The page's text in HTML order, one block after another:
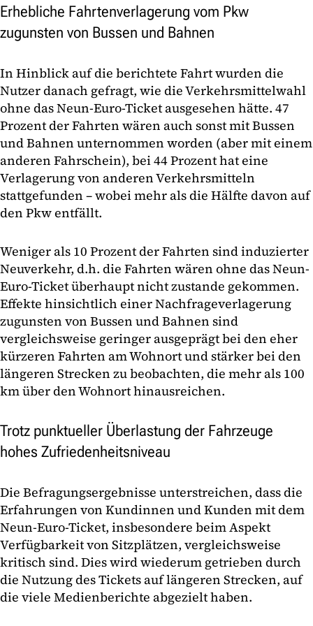
Erhebliche Fahrtenverlagerung vom Pkw
zugunsten von Bussen und Bahnen
In Hinblick auf die berichtete Fahrt wurden die
Nutzer danach gefragt, wie die Verkehrsmittelwahl
ohne das Neun-Euro-Ticket ausgesehen hätte. 47
Prozent der Fahrten wären auch sonst mit Bussen
und Bahnen unternommen worden (aber mit einem
anderen Fahrschein), bei 44 Prozent hat eine
Verlagerung von anderen Verkehrsmitteln
stattgefunden – wobei mehr als die Hälfte davon auf
den Pkw entfällt.
Weniger als 10 Prozent der Fahrten sind induzierter
Neuverkehr, d.h. die Fahrten wären ohne das Neun-
Euro-Ticket überhaupt nicht zustande gekommen.
Effekte hinsichtlich einer Nachfrageverlagerung
zugunsten von Bussen und Bahnen sind
vergleichsweise geringer ausgeprägt bei den eher
kürzeren Fahrten am Wohnort und stärker bei den
längeren Strecken zu beobachten, die mehr als 100
km über den Wohnort hinausreichen.
Trotz punktueller Überlastung der Fahrzeuge
hohes Zufriedenheitsniveau
Die Befragungsergebnisse unterstreichen, dass die
Erfahrungen von Kundinnen und Kunden mit dem
Neun-Euro-Ticket, insbesondere beim Aspekt
Verfügbarkeit von Sitzplätzen, vergleichsweise
kritisch sind. Dies wird wiederum getrieben durch
die Nutzung des Tickets auf längeren Strecken, auf
die viele Medienberichte abgezielt haben.